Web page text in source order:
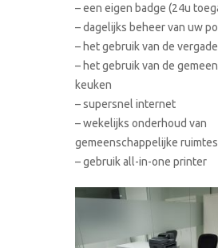
– een eigen badge (24u
– dagelijks beheer van uw
– het gebruik van de
– het gebruik van de
keuken
– supersnel internet
– wekelijks onderhoud van
gemeenschappelijke ruimtes
– gebruik all-in-one printer